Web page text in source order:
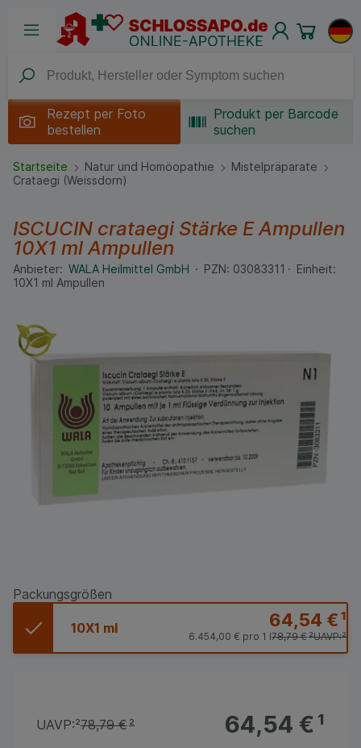
Rezept per Foto
bestellen
Produkt per Barcode
suchen
Startseite Natur und Homöopathie
Mistelpräparate
Crataegi (Weissdorn)
ISCUCIN crataegi Stärke E Ampullen
10X1 mlAmpullen
Anbieter: WALA Heilmittel GmbH PZN: 03083311
Einheit:
10X1 ml Ampullen
Packungsgrößen
10X1 ml 64,54 €¹
UAVP:²
78,79 €²
6.454,00 € pro 1 l
64,54 €¹
UAVP:²78,79 €²